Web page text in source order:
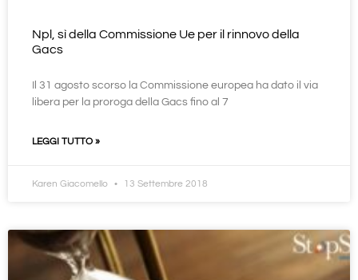
Npl, sì della Commissione Ue per il rinnovo della
Gacs
Il 31 agosto scorso la Commissione europea ha dato il via
libera per la proroga della Gacs fino al 7
LEGGI TUTTO »
Karen Giacomello 13 Settembre 2018